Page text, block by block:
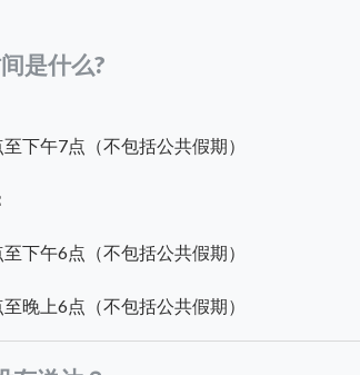
是什么?
下午7点（不包括公共假期）
下午6点（不包括公共假期）
晚上6点（不包括公共假期）